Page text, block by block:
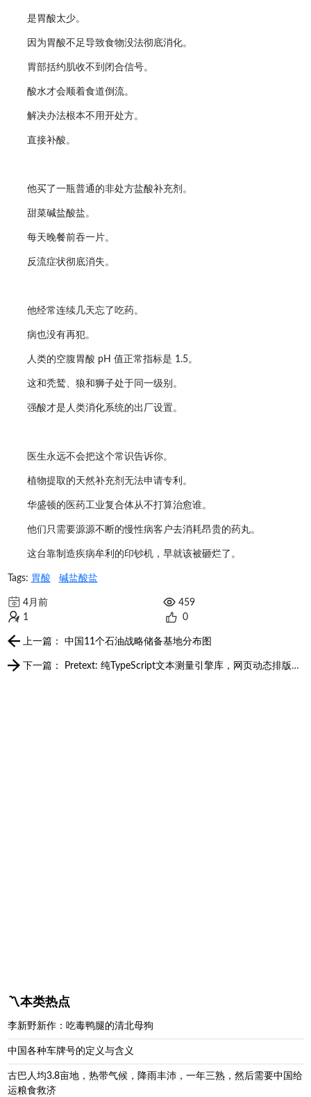
是胃酸太少。
因为胃酸不足导致食物没法彻底消化。
胃部括约肌收不到闭合信号。
酸水才会顺着食道倒流。
解决办法根本不用开处方。
直接补酸。
他买了一瓶普通的非处方盐酸补充剂。
甜菜碱盐酸盐。
每天晚餐前吞一片。
反流症状彻底消失。
他经常连续几天忘了吃药。
病也没有再犯。
人类的空腹胃酸 pH 值正常指标是 1.5。
这和秃鹫、狼和狮子处于同一级别。
强酸才是人类消化系统的出厂设置。
医生永远不会把这个常识告诉你。
植物提取的天然补充剂无法申请专利。
华盛顿的医药工业复合体从不打算治愈谁。
他们只需要源源不断的慢性病客户去消耗昂贵的药丸。
这台靠制造疾病牟利的印钞机，早就该被砸烂了。
Tags: 胃酸 碱盐酸盐
4月前
459
1
0
上一篇： 中国11个石油战略储备基地分布图
下一篇： Pretext: 纯TypeScript文本测量引擎库，网页动态排版的性能瓶颈被突破
〽️本类热点
李新野新作：吃毒鸭腿的清北母狗
中国各种车牌号的定义与含义
古巴人均3.8亩地，热带气候，降雨丰沛，一年三熟，然后需要中国给
运粮食救济